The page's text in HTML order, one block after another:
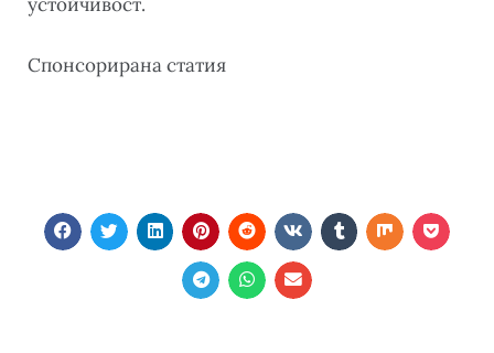
Спонсорирана статия